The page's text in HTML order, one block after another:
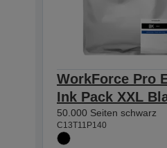
WorkForce Pro
Ink Pack XXL
50.000 Seiten schwarz
C13T11P140